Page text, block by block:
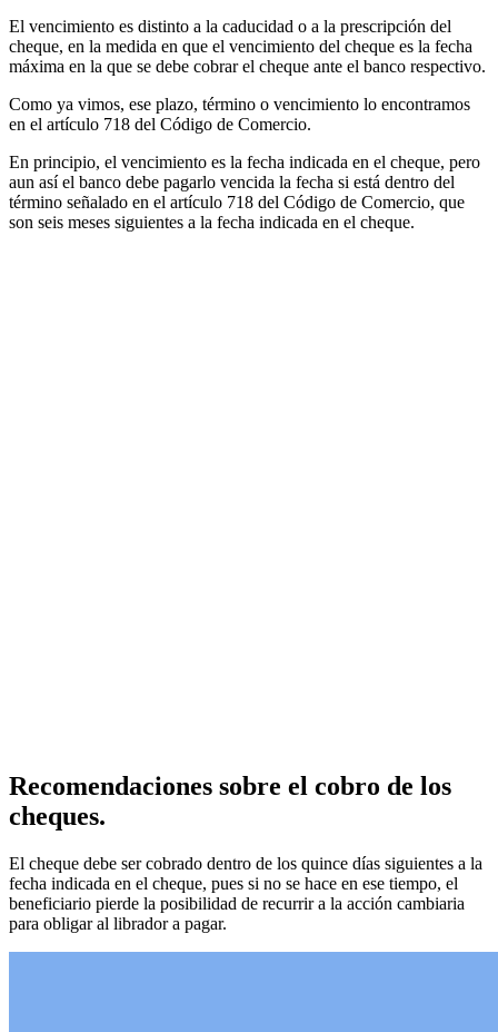
El vencimiento es distinto a la caducidad o a la prescripción del
cheque, en la medida en que el vencimiento del cheque es la fecha
máxima en la que se debe cobrar el cheque ante el banco respectivo.
Como ya vimos, ese plazo, término o vencimiento lo encontramos
en el artículo 718 del Código de Comercio.
En principio, el vencimiento es la fecha indicada en el cheque, pero
aun así el banco debe pagarlo vencida la fecha si está dentro del
término señalado en el artículo 718 del Código de Comercio, que
son seis meses siguientes a la fecha indicada en el cheque.
Recomendaciones sobre el cobro de los
cheques.
El cheque debe ser cobrado dentro de los quince días siguientes a la
fecha indicada en el cheque, pues si no se hace en ese tiempo, el
beneficiario pierde la posibilidad de recurrir a la acción cambiaria
para obligar al librador a pagar.